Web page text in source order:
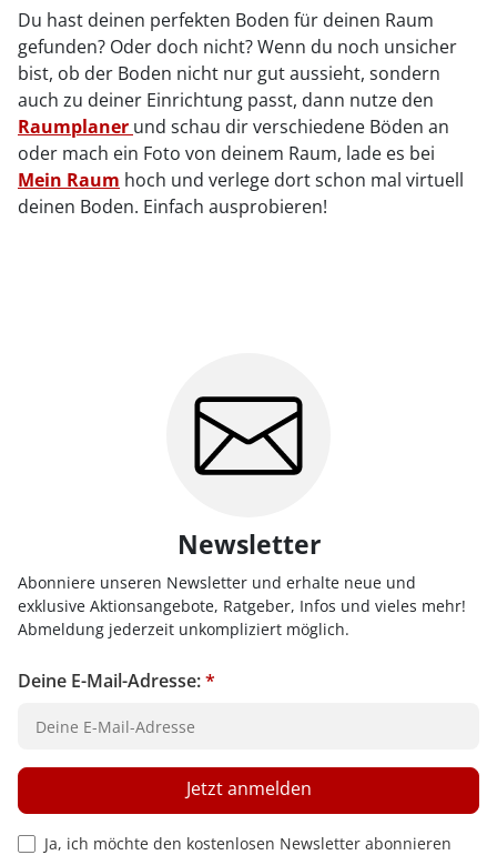
Du hast deinen perfekten Boden für deinen Raum
gefunden? Oder doch nicht? Wenn du noch unsicher
bist, ob der Boden nicht nur gut aussieht, sondern
auch zu deiner Einrichtung passt, dann nutze den
Raumplaner und schau dir verschiedene Böden an
oder mach ein Foto von deinem Raum, lade es bei
Mein Raum hoch und verlege dort schon mal virtuell
deinen Boden. Einfach ausprobieren!
Newsletter
Abonniere unseren Newsletter und erhalte neue und
exklusive Aktionsangebote, Ratgeber, Infos und vieles mehr!
Abmeldung jederzeit unkompliziert möglich.
Deine E-Mail-Adresse:*
Privacy Policy Checkbox
Ja, ich möchte den kostenlosen Newsletter abonnieren
Jetzt anmelden